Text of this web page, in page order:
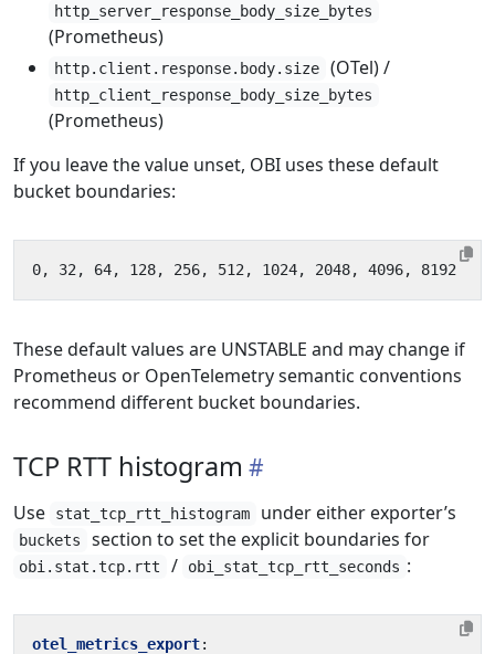
http_server_response_body_size_bytes
(Prometheus)
http.client.response.body.size (OTel) /
http_client_response_body_size_bytes
(Prometheus)
If you leave the value unset, OBI uses these default
bucket boundaries:
These default values are UNSTABLE and may change if
Prometheus or OpenTelemetry semantic conventions
recommend different bucket boundaries.
TCP RTT histogram
Use stat_tcp_rtt_histogram under either exporter’s
buckets section to set the explicit boundaries for
obi.stat.tcp.rtt / obi_stat_tcp_rtt_seconds :
otel_metrics_export: